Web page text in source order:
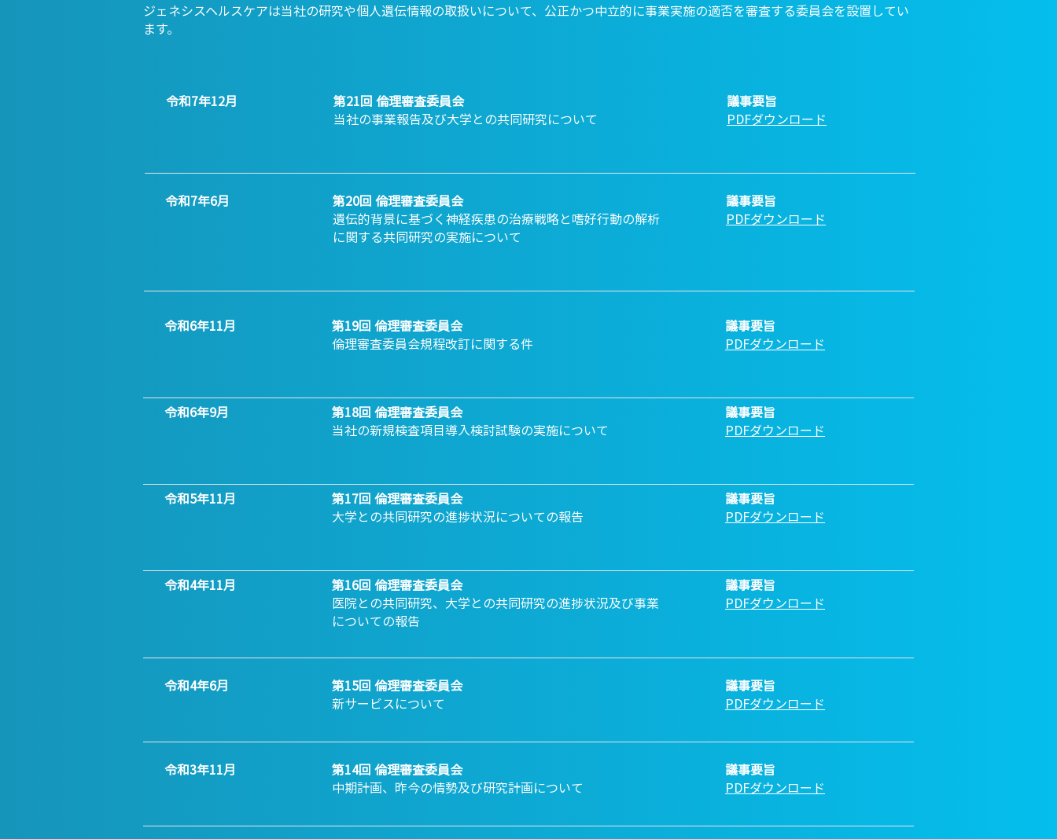
ジェネシスヘルスケアは当社の研究や個人遺伝情報の取扱いについて、公正かつ中立的に事業実施の適否を審査する委員会を設置してい
ます。
令和7年12月
第21回 倫理審査委員会
当社の事業報告及び大学との共同研究について
議事要旨
PDFダウンロード
令和7年6月
第20回 倫理審査委員会
遺伝的背景に基づく神経疾患の治療戦略と嗜好行動の解析
に関する共同研究の実施について
議事要旨
PDFダウンロード
令和6年11月
第19回 倫理審査委員会
倫理審査委員会規程改訂に関する件
議事要旨
PDFダウンロード
令和6年9月
第18回 倫理審査委員会
当社の新規検査項目導入検討試験の実施について
議事要旨
PDFダウンロード
令和5年11月
第17回 倫理審査委員会
大学との共同研究の進捗状況についての報告
議事要旨
PDFダウンロード
令和4年11月
第16回 倫理審査委員会
医院との共同研究、大学との共同研究の進捗状況及び事業
についての報告
議事要旨
PDFダウンロード
令和4年6月
第15回 倫理審査委員会
新サービスについて
議事要旨
PDFダウンロード
令和3年11月
第14回 倫理審査委員会
中期計画、昨今の情勢及び研究計画について
議事要旨
PDFダウンロード